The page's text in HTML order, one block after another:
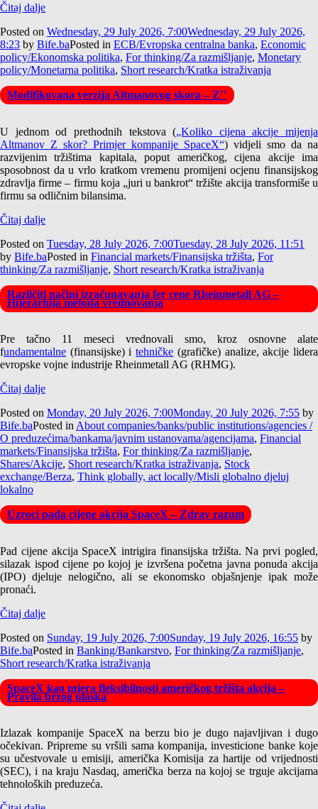
Čitaj dalje
Posted on Wednesday, 29 July 2026, 7:00Wednesday, 29 July 2026,
8:23 by Bife.baPosted in ECB/Evropska centralna banka, Economic
policy/Ekonomska politika, For thinking/Za razmišljanje, Monetary
policy/Monetarna politika, Short research/Kratka istraživanja
Modifikovana verzija Altmanovog skora – Z′′
U jednom od prethodnih tekstova („Koliko cijena akcije mijenja
Altmanov Z skor? Primjer kompanije SpaceX“) vidjeli smo da na
razvijenim tržištima kapitala, poput američkog, cijena akcije ima
sposobnost da u vrlo kratkom vremenu promijeni ocjenu finansijskog
zdravlja firme – firmu koja „juri u bankrot“ tržište akcija transformiše u
firmu sa odličnim bilansima.
Čitaj dalje
Posted on Tuesday, 28 July 2026, 7:00Tuesday, 28 July 2026, 11:51
by Bife.baPosted in Financial markets/Finansijska tržišta, For
thinking/Za razmišljanje, Short research/Kratka istraživanja
Različiti načini izračunavanja fer cene Rheinmetall AG –
Hijerarhija metoda vrednovanja
Pre tačno 11 meseci vrednovali smo, kroz osnovne alate
fundamentalne (finansijske) itehničke (grafičke) analize, akcije lidera
evropske vojne industrije Rheinmetall AG (RHMG).
Čitaj dalje
Posted on Monday, 20 July 2026, 7:00Monday, 20 July 2026, 7:55 by
Bife.baPosted in About companies/banks/public institutions/agencies /
O preduzećima/bankama/javnim ustanovama/agencijama, Financial
markets/Finansijska tržišta, For thinking/Za razmišljanje,
Shares/Akcije, Short research/Kratka istraživanja, Stock
exchange/Berza, Think globally, act locally/Misli globalno djeluj
lokalno
Uzroci pada cijene akcija SpaceX – Zdrav razum
Pad cijene akcija SpaceX intrigira finansijska tržišta. Na prvi pogled,
silazak ispod cijene po kojoj je izvršena početna javna ponuda akcija
(IPO) djeluje nelogično, ali se ekonomsko objašnjenje ipak može
pronaći.
Čitaj dalje
Posted on Sunday, 19 July 2026, 7:00Sunday, 19 July 2026, 16:55 by
Bife.baPosted in Banking/Bankarstvo, For thinking/Za razmišljanje,
Short research/Kratka istraživanja
SpaceX kao mjera fleksibilnosti američkog tržišta akcija –
Pravila brzog ulaska
Izlazak kompanije SpaceX na berzu bio je dugo najavljivan i dugo
očekivan. Pripreme su vršili sama kompanija, investicione banke koje
su učestvovale u emisiji, američka Komisija za hartije od vrijednosti
(SEC), i na kraju Nasdaq, američka berza na kojoj se trguje akcijama
tehnoloških preduzeća.